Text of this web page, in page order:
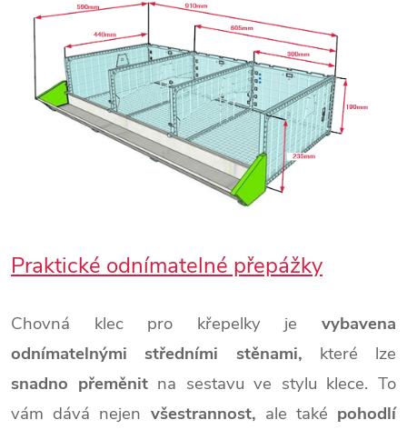
Praktické odnímatelné přepážky
Chovná klec pro křepelky je vybavena
odnímatelnými středními stěnami, které lze
snadno přeměnitna sestavu ve stylu klece. To
vám dává nejen všestrannost, ale také pohodlí